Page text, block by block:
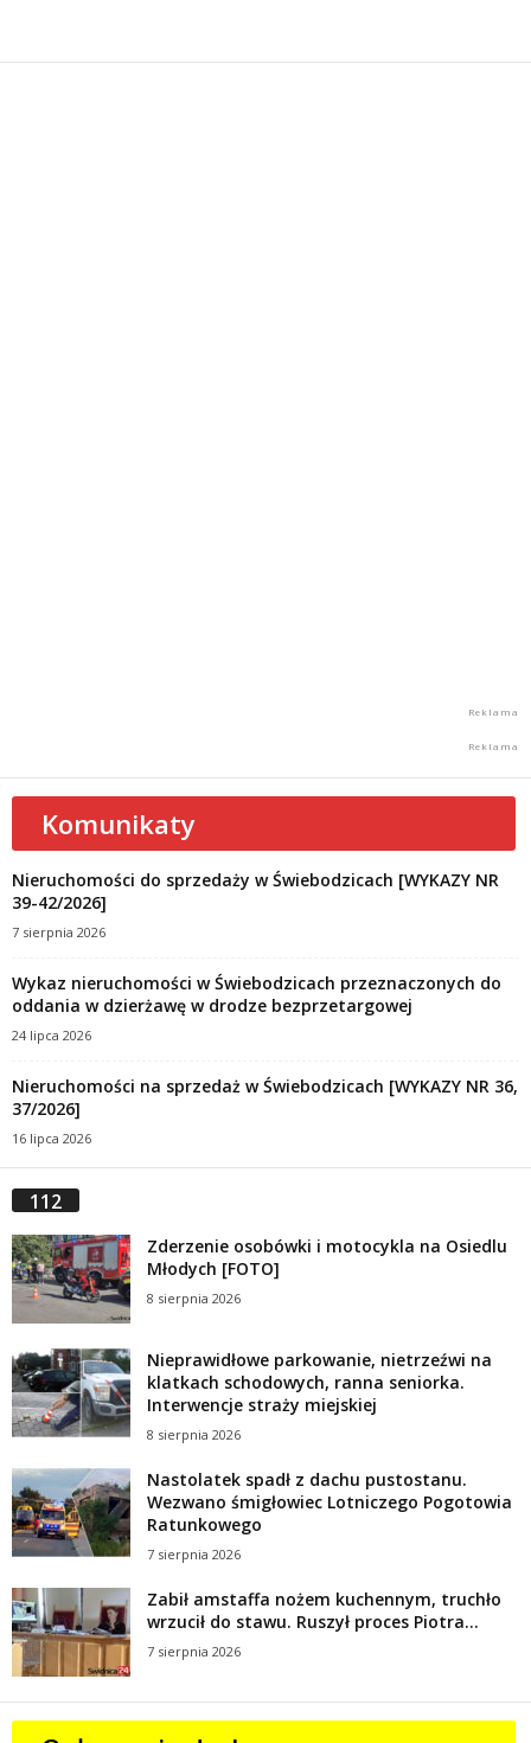
Komunikaty
Nieruchomości do sprzedaży w Świebodzicach [WYKAZY NR
39-42/2026]
7 sierpnia 2026
Wykaz nieruchomości w Świebodzicach przeznaczonych do
oddania w dzierżawę w drodze bezprzetargowej
24 lipca 2026
Nieruchomości na sprzedaż w Świebodzicach [WYKAZY NR 36,
37/2026]
16 lipca 2026
112
Zderzenie osobówki i motocykla na Osiedlu
Młodych [FOTO]
8 sierpnia 2026
Nieprawidłowe parkowanie, nietrzeźwi na
klatkach schodowych, ranna seniorka.
Interwencje straży miejskiej
8 sierpnia 2026
Nastolatek spadł z dachu pustostanu.
Wezwano śmigłowiec Lotniczego Pogotowia
Ratunkowego
7 sierpnia 2026
Zabił amstaffa nożem kuchennym, truchło
wrzucił do stawu. Ruszył proces Piotra...
7 sierpnia 2026